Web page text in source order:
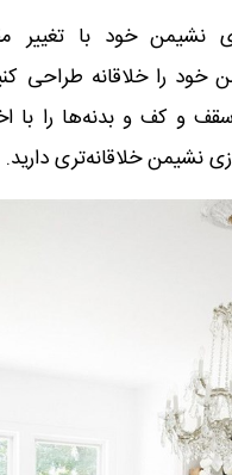
نشیمن خود با تغییر
را خلاقانه طراحی
و کف و بدنه‌ها را با
نشیمن خلاقانه‌تری دارید.